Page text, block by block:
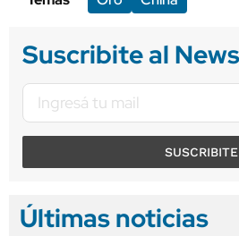
Suscribite al
SUSCRIBITE
Últimas noticias